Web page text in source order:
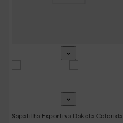
Sapatilha Esportiva Dakota Colorida